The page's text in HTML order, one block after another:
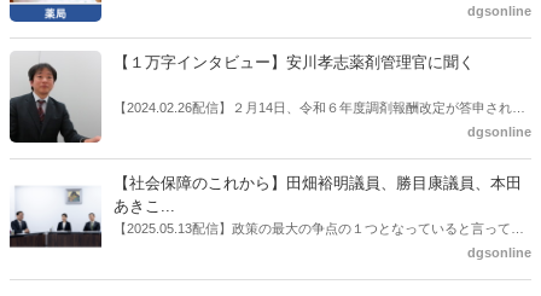
の、薬剤師業界の強い危機感の裏返しといってもいいだろう。本稿で
推進」などが目的とされることが多かった地域フォーミュラリの作
た。医薬品の安定供給確保だ。10月22日に開かれた「日本フォーミュ
飯田市）は、会員薬局から安定供給確保への強い要望があったことを
受け、安定供給確保が見込めるPPI３成分について銘柄を含めて選定
dgsonline
【１万字インタビュー】安川孝志薬剤管理官に聞く
【2024.02.26配信】２月14日、令和６年度調剤報酬改定が答申され
た。本紙では、厚生労働省保険局医療課・薬剤管理官の安川孝志氏
dgsonline
【社会保障のこれから】田畑裕明議員、勝目康議員、本田
あきこ...
【2025.05.13配信】政策の最大の争点の１つとなっていると言っても
よいのが社会保障のこれからのあり方だ。特に与党では、政府関係者
dgsonline